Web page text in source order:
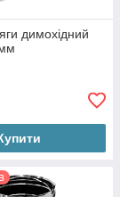
димохідний